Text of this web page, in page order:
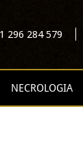
296 284 579
NECROLOGIA